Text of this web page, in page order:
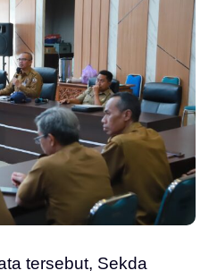
tersebut, Sekda